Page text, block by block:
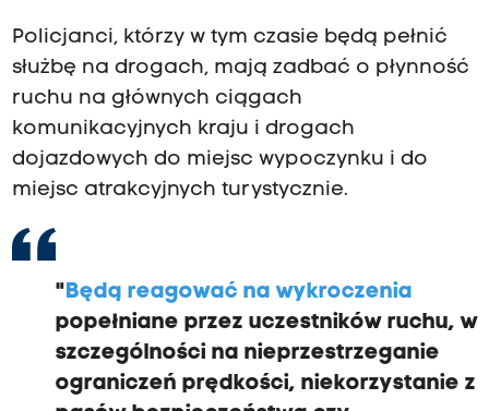
Policjanci, którzy w tym czasie będą pełnić
służbę na drogach, mają zadbać o płynność
ruchu na głównych ciągach
komunikacyjnych kraju i drogach
dojazdowych do miejsc wypoczynku i do
miejsc atrakcyjnych turystycznie.
"Będą reagować na wykroczenia
popełniane przez uczestników ruchu, w
szczególności na nieprzestrzeganie
ograniczeń prędkości, niekorzystanie z